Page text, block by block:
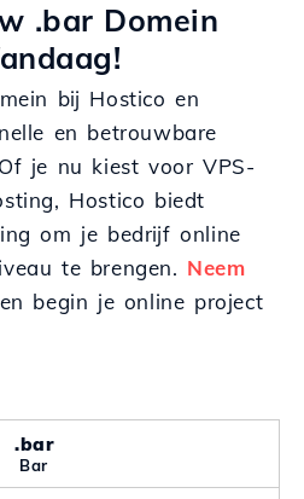
.bar Domein
bij Hostico en
en betrouwbare
je nu kiest voor VPS-
Hostico biedt
om je bedrijf online
te brengen. Neem
en begin je online project
.bar
Bar